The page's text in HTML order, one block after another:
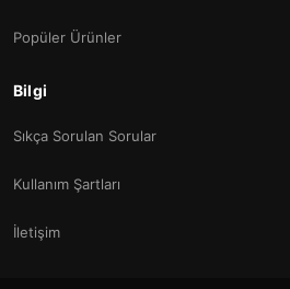
Popüler Ürünler
Bilgi
Sıkça Sorulan Sorular
Kullanım Şartları
İletişim